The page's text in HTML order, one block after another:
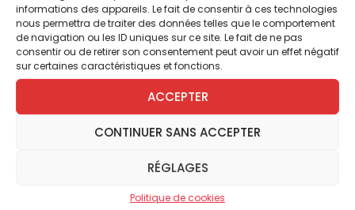
informations des appareils. Le fait de consentir à ces technologies
nous permettra de traiter des données telles que le comportement
de navigation ou les ID uniques sur ce site. Le fait de ne pas
consentir ou de retirer son consentement peut avoir un effet négatif
sur certaines caractéristiques et fonctions.
ACCEPTER
CONTINUER SANS ACCEPTER
RÉGLAGES
Politique de cookies
simple avec ses aplats de couleurs cernées
de noires que de nombreuses touches
discrètement nuancées rendent
admirablement vivant.
Unesélection de 150 œuvressouvent de
taille modeste, de différentes techniques
(peinture, gravure, photographie, broderie,
dessin), est exposée. Elle résume les
soixante années de création de Gabriele